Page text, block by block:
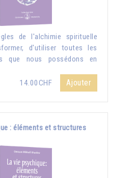
de l'alchimie spirituelle
d'utiliser toutes les
que nous possédons en
14.00CHF
Ajouter
: éléments et structures